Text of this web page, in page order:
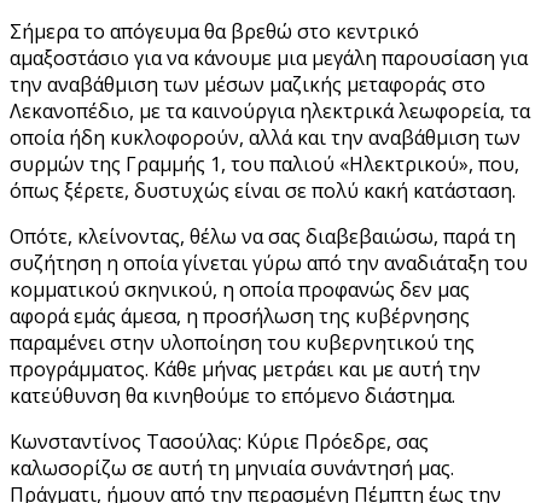
Σήμερα το απόγευμα θα βρεθώ στο κεντρικό
αμαξοστάσιο για να κάνουμε μια μεγάλη παρουσίαση για
την αναβάθμιση των μέσων μαζικής μεταφοράς στο
Λεκανοπέδιο, με τα καινούργια ηλεκτρικά λεωφορεία, τα
οποία ήδη κυκλοφορούν, αλλά και την αναβάθμιση των
συρμών της Γραμμής 1, του παλιού «Ηλεκτρικού», που,
όπως ξέρετε, δυστυχώς είναι σε πολύ κακή κατάσταση.
Οπότε, κλείνοντας, θέλω να σας διαβεβαιώσω, παρά τη
συζήτηση η οποία γίνεται γύρω από την αναδιάταξη του
κομματικού σκηνικού, η οποία προφανώς δεν μας
αφορά εμάς άμεσα, η προσήλωση της κυβέρνησης
παραμένει στην υλοποίηση του κυβερνητικού της
προγράμματος. Κάθε μήνας μετράει και με αυτή την
κατεύθυνση θα κινηθούμε το επόμενο διάστημα.
Κωνσταντίνος Τασούλας: Κύριε Πρόεδρε, σας
καλωσορίζω σε αυτή τη μηνιαία συνάντησή μας.
Πράγματι, ήμουν από την περασμένη Πέμπτη έως την